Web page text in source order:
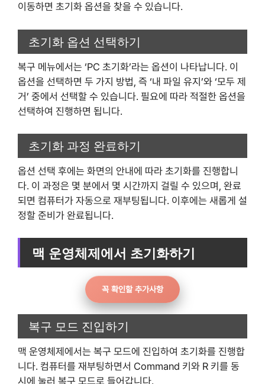
이동하면 초기화 옵션을 찾을 수 있습니다.
초기화 옵션 선택하기
복구 메뉴에서는 ‘PC 초기화’라는 옵션이 나타납니다. 이
옵션을 선택하면 두 가지 방법, 즉 ‘내 파일 유지’와 ‘모두 제
거’ 중에서 선택할 수 있습니다. 필요에 따라 적절한 옵션을
선택하여 진행하면 됩니다.
초기화 과정 완료하기
옵션 선택 후에는 화면의 안내에 따라 초기화를 진행합니
다. 이 과정은 몇 분에서 몇 시간까지 걸릴 수 있으며, 완료
되면 컴퓨터가 자동으로 재부팅됩니다. 이후에는 새롭게 설
정할 준비가 완료됩니다.
맥 운영체제에서 초기화하기
꼭 확인할 추가사항
복구 모드 진입하기
맥 운영체제에서는 복구 모드에 진입하여 초기화를 진행합
니다. 컴퓨터를 재부팅하면서 Command 키와 R 키를 동
시에 눌러 복구 모드로 들어갑니다.